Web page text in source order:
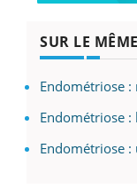
SUR LE
Endométriose
Endométriose
Endométriose